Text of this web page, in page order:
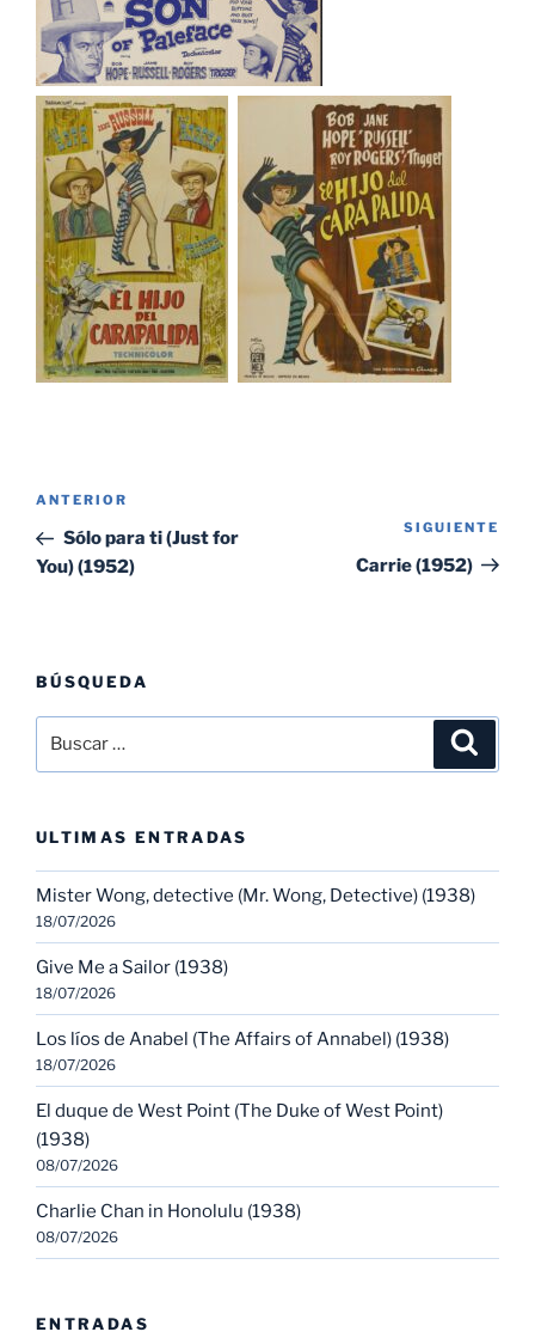
Navegación
entradas
Entrada
anterior:
ANTERIOR
Sólo para ti (Just for
You) (1952)
SIGUIENTE
Carrie (1952)
BÚSQUEDA
por:
ULTIMAS ENTRADAS
Mister Wong, detective (Mr. Wong, Detective) (1938)
18/07/2026
Give Me a Sailor (1938)
18/07/2026
Los líos de Anabel (The Affairs of Annabel) (1938)
18/07/2026
El duque de West Point (The Duke of West Point)
(1938)
08/07/2026
Charlie Chan in Honolulu (1938)
08/07/2026
ENTRADAS